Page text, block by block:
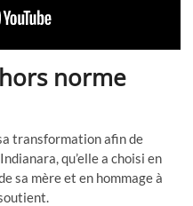
norme
transformation afin de
qu’elle a choisi en
sa mère et en hommage à